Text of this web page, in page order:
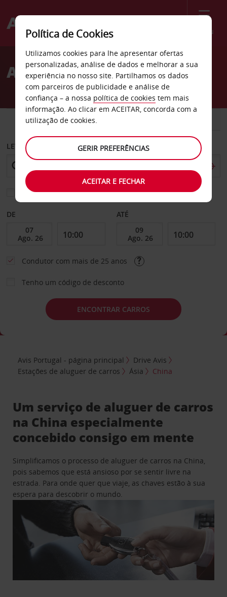
Menu
Welcome
AvisAluguer de carros China
CARRO
LEVANTAR EM
Escolher uma estação de devolução diferente
DE ATÉ
Condutor com mais de 25 anos
Tenho um código de desconto
ENCONTRAR CARROS
Avis Portugal - página principal
Drive Avis
Estações de aluguer de carros
Ásia China
Um serviço de aluguer de carros
na China especialmente
concebido consigo em mente
Simplificamos o processo de aluguer de carros na China,
pois sabemos que está ansioso por se sentir livre na
estrada. Para onde quer que viaje, as chaves estão à sua
espera para descobrir o mundo.
Política de Cookies
Utilizamos cookies para lhe apresentar ofertas
personalizadas, análise de dados e melhorar a sua
experiência no nosso site. Partilhamos os dados
com parceiros de publicidade e análise de
confiança – a nossa política de cookies tem mais
informação. Ao clicar em ACEITAR, concorda com a
utilização de cookies.
GERIR PREFERÊNCIAS
ACEITAR E FECHAR